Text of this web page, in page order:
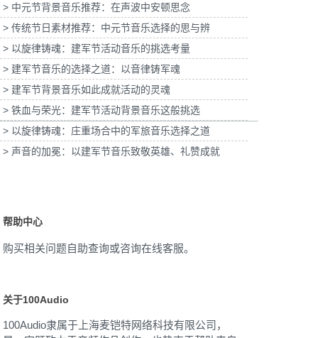
浦分公司宣传项目提供
乐版权
为宝武集团二十四节气清明项目提供音乐版权
> 中元节背景音乐推荐：在声波中安顿思念
> 传统节日素材推荐：中元节音乐选择的思与辨
> 以旋律铸魂：建军节活动音乐的挑选考量
> 建军节音乐的选择之道：以音律铸军魂
> 建军节背景音乐如此成就活动的灵魂
> 铁血与荣光：建军节活动背景音乐这般挑选
> 以旋律铸魂：庄重场合中的军旅音乐选择之道
> 声音的加冕：以建军节音乐致敬英雄、礼赞成就
帮助中心
购买相关问题自助查询或咨询在线客服。
关于100Audio
100Audio隶属于上海麦铠特网络科技有限公司，